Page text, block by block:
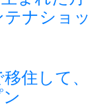
ナショッ
住して、